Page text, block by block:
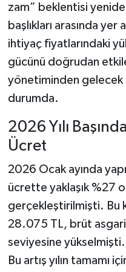
zam” beklentisi
başlıkları arasında
ihtiyaç fiyatlarındaki
gücünü doğrudan
yönetiminden gelecek
durumda.
2026 Yılı
Ücret
2026 Ocak ayında
ücrette yaklaşık %27
gerçekleştirilmişti. Bu
28.075 TL, brüt
seviyesine yükselmişti.
Bu artış yılın tamamı